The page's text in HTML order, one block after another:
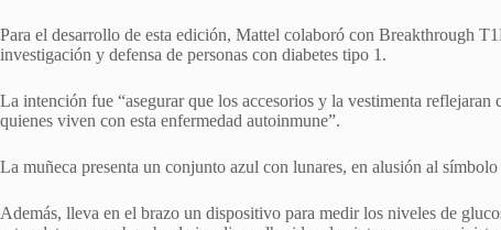
Para el desarrollo de esta edición, Mattel colaboró con Breakthrough
investigación y defensa de personas con diabetes tipo 1.
La intención fue “asegurar que los accesorios y la vestimenta
quienes viven con esta enfermedad autoinmune”.
La muñeca presenta un conjunto azul con lunares, en alusión al
Además, lleva en el brazo un dispositivo para medir los niveles de